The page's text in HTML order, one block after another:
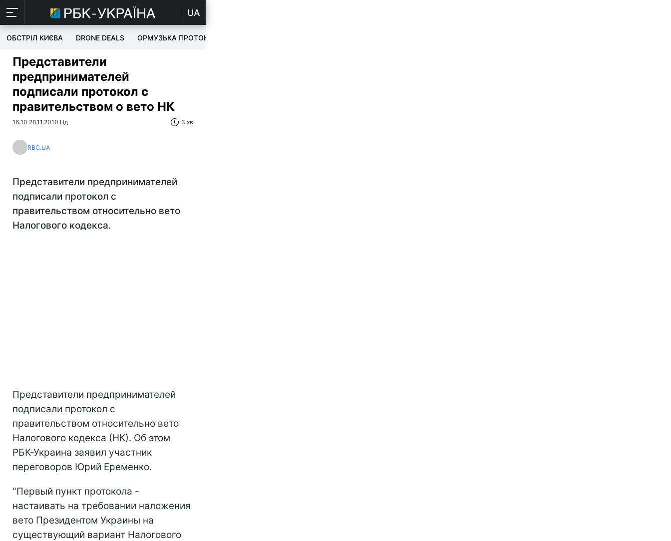
UA
ОБСТРІЛ КИЄВА DRONE DEALS ОРМУЗЬКА ПРОТОКА
Представители
предпринимателей
подписали протокол с
правительством о вето НК
16:10 28.11.2010 Нд 3 хв
RBC.UA
Представители предпринимателей
подписали протокол с
правительством относительно вето
Налогового кодекса.
Представители предпринимателей
подписали протокол с
правительством относительно вето
Налогового кодекса (НК). Об этом
РБК-Украина заявил участник
переговоров Юрий Еременко.
"Первый пункт протокола -
настаивать на требовании наложения
вето Президентом Украины на
существующий вариант Налогового